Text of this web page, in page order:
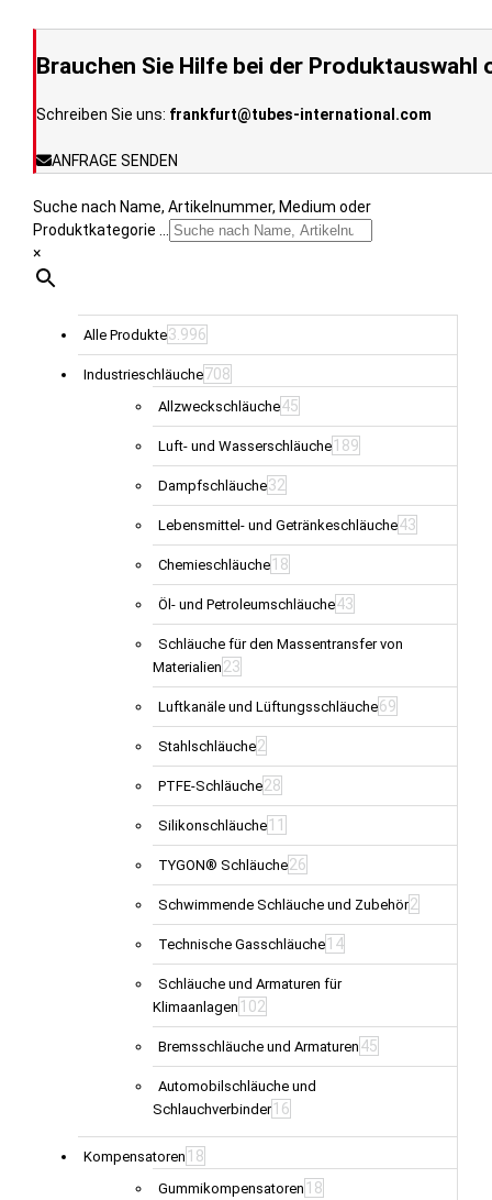
auf
Produktseite
Brauchen Sie Hilfe bei der
Schreiben Sie uns: frankfurt@tubes-international.com
ANFRAGE SENDEN
Suche nach Name, Artikelnummer, Medium oder
Produktkategorie ...
×
Alle Produkte3.996
Industrieschläuche708
Allzweckschläuche45
Luft- und Wasserschläuche 189
Dampfschläuche32
Lebensmittel- und Getränkeschläuche43
Chemieschläuche 18
Öl- und Petroleumschläuche43
Schläuche für den Massentransfer von
Materialien 23
Luftkanäle und Lüftungsschläuche69
Stahlschläuche2
PTFE-Schläuche28
Silikonschläuche 11
TYGON® Schläuche26
Schwimmende Schläuche und Zubehör2
Technische Gasschläuche 14
Schläuche und Armaturen für
Klimaanlagen 102
Bremsschläuche und Armaturen 45
Automobilschläuche und
Schlauchverbinder 16
Kompensatoren 18
Gummikompensatoren 18